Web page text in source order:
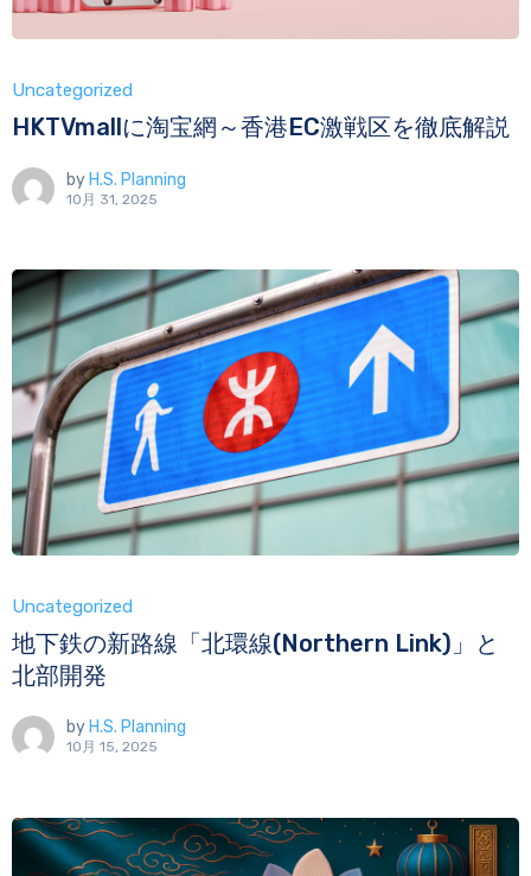
Uncategorized
HKTVmallに淘宝網～香港EC激戦区を徹底解説
by H.S. Planning
10月 31, 2025
Uncategorized
地下鉄の新路線「北環線(Northern Link)」と
北部開発
by H.S. Planning
10月 15, 2025